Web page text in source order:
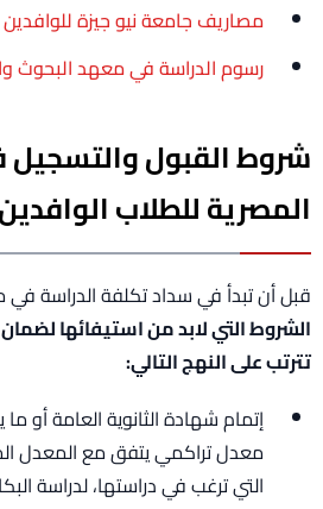
مصاريف جامعة نيو جيزة للوافدين
رسوم الدراسة في معهد البحوث
شروط القبول والتسجيل
المصرية للطلاب الوافدين
قبل أن تبدأ في سداد تكلفة الدراسة
الشروط التي لابد من استيفائها
تترتب على النهج التالي:
إتمام شهادة الثانوية العامة أو
معدل تراكمي يتفق مع المعدل
التي ترغب في دراستها، لدراسة